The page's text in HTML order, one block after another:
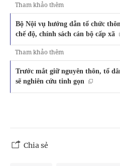
Tham khảo thêm
Bộ Nội vụ hướng dẫn tổ chức
chế độ, chính sách cán bộ cấp xã
Tham khảo thêm
Trước mắt giữ nguyên thôn, tổ
sẽ nghiên cứu tinh gọn
Chia sẻ